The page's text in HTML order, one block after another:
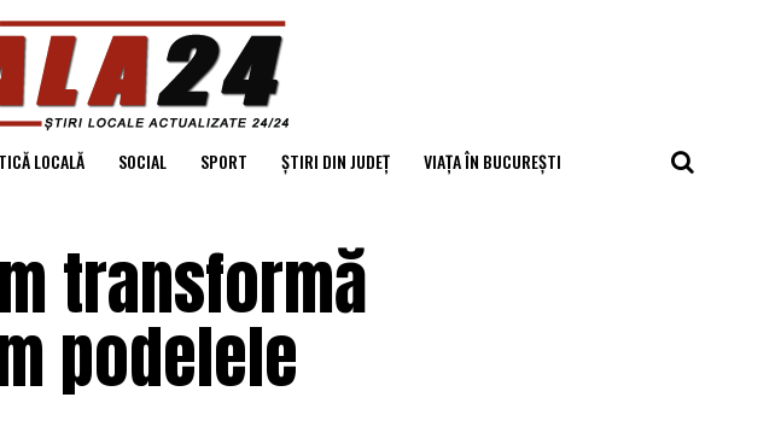
LOCALĂ SOCIAL SPORT ȘTIRI DIN JUDEȚ VIAȚA ÎN BUCUREȘTI
transformă
podelele